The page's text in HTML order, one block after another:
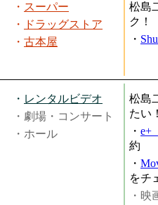
・ スーパー
・
ドラッグストア
・ 古本屋
松島
ク！
・
・ レンタルビデオ
・劇場・コンサート
・ホール
松島
たい
・ e+
約
・
をチ
・映